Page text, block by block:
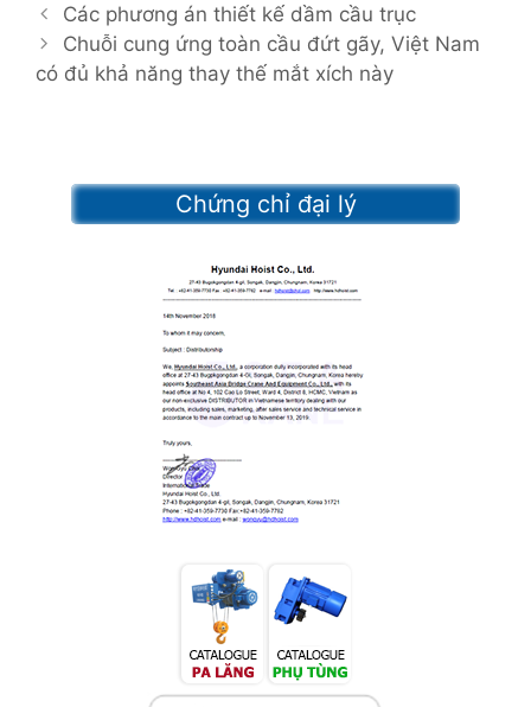
a
t
e
e
P
o
s
Các phương án thiết kế dầm cầu trục
Chuỗi cung ứng toàn cầu đứt gãy, Việt Nam
có đủ khả năng thay thế mắt xích này
Chứng chỉ đại lý